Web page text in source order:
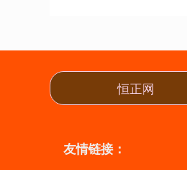
恒正网
友情链接：